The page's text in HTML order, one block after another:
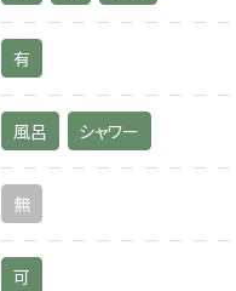
有
風呂 シャワー
無
可